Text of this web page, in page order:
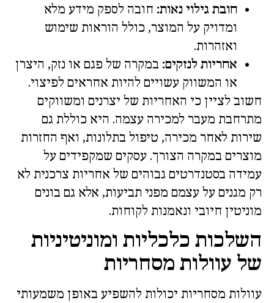
חובת גילוי נאות: חובה לספק מידע מלא
ומדויק על המוצר, כולל הוראות שימוש
ואזהרות.
אחריות לנזקים: במקרה של פגם או נזק, היצרן
או המשווק עשויים להיות אחראים לפיצוי.
חשוב לציין כי האחריות של יצרנים ומשווקים
מתרחבת מעבר למכירה עצמה. היא כוללת גם
שירות לאחר מכירה, טיפול בתלונות, ואף החזרות
מוצרים במקרה הצורך. עסקים שמקפידים על
עמידה בסטנדרטים גבוהים של אחריות צרכנית לא
רק מגנים על עצמם מפני תביעות, אלא גם בונים
מוניטין חיובי ונאמנות לקוחות.
השלכות כלכליות ומוניטיניות
של עוולות מסחריות
עוולות מסחריות יכולות להשפיע באופן משמעותי